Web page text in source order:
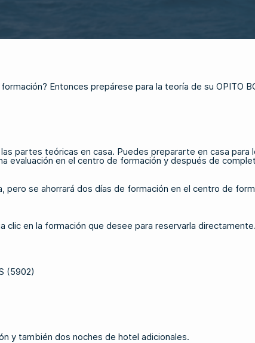
Entonces prepárese para la teoría de su OPITO
partes teóricas en casa. Puedes prepararte en casa para
evaluación en el centro de formación y después de
pero se ahorrará dos días de formación en el centro de
clic en la formación que desee para reservarla directamente.
(5902)
y también dos noches de hotel adicionales.